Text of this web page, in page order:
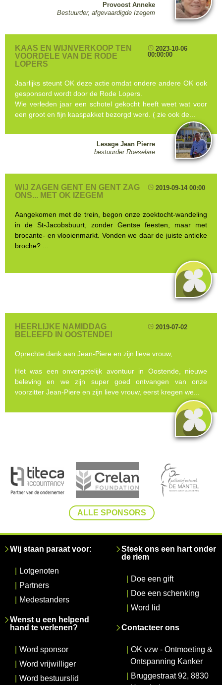
Provoost Anneke
Bestuurder, afgevaardigde Izegem
KAAS EN WIJNVERKOOP TEN
VOORDELE VAN DE RODE
LOPERS
Jaarlijks steunt OK deze actie omdat ondere andere OK ook
gesponsord wordt door de Rode Lopers.
Wie verleden jaar een schotel gekocht heeft weet wat voor
een groot en fijn kaaspakket bezorgd werd. ( zie ook de...
2023-10-06
00:00:00
Lesage Jean Pierre
bestuurder Roeselare
WIJ ZAGEN GENT EN GENT ZAG
ONS... MET OK IZEGEM
Aangekomen met de trein, begon onze zoektocht-wandeling
in de St-Jacobsbuurt, zonder Gentse feesten, maar met
brocante- en vlooienmarkt. Vonden we daar de juiste antieke
broche? ...
2019-09-14 00:00
HEERLIJKE NAMIDDAG
BELEEFD IN OOSTENDE!
Oprechte dank aan Jean-Piere en zijn lieve vrouw,
Het was een onvergetelijk avontuur in Oostende, nieuwe
beleving en we zijn super goed ontvangen van onze
voorzitter Jean-Piere en zijn lieve vrouw, eerst kregen we...
2019-07-02
ALLE SPONSORS
Wij staan paraat voor:
Lotgenoten
Partners
Medestanders
Steek ons een hart onder
de riem
Doe een gift
Doe een schenking
Word lid
Wenst u een helpend
hand te verlenen?
Word sponsor
Word vrijwilliger
Word bestuurslid
Contacteer ons
OK vzw - Ontmoeting &
Ontspanning Kanker
Bruggestraat 92, 8830